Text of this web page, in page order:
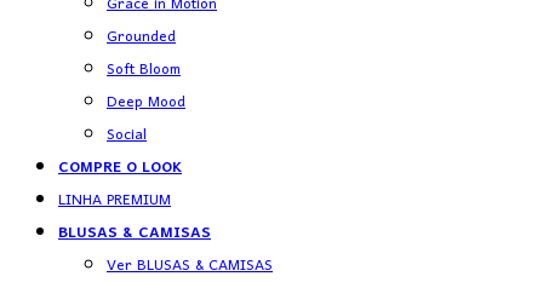
Grounded
Soft Bloom
Deep Mood
Social
COMPRE O LOOK
LINHA PREMIUM
BLUSAS & CAMISAS
Ver BLUSAS & CAMISAS